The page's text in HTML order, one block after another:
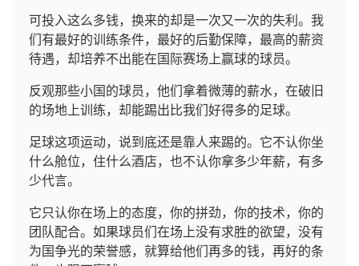
可投入这么多钱，换来的却是一次又一次的失利。我
们有最好的训练条件，最好的后勤保障，最高的薪资
待遇，却培养不出能在国际赛场上赢球的球员。
反观那些小国的球员，他们拿着微薄的薪水，在破旧
的场地上训练，却能踢出比我们好得多的足球。
足球这项运动，说到底还是靠人来踢的。它不认你坐
什么舱位，住什么酒店，也不认你拿多少年薪，有多
少代言。
它只认你在场上的态度，你的拼劲，你的技术，你的
团队配合。如果球员们在场上没有求胜的欲望，没有
为国争光的荣誉感，就算给他们再多的钱，再好的条